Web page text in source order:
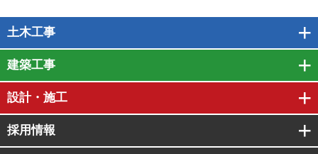
土木工事
建築工事
設計・施工
採用情報